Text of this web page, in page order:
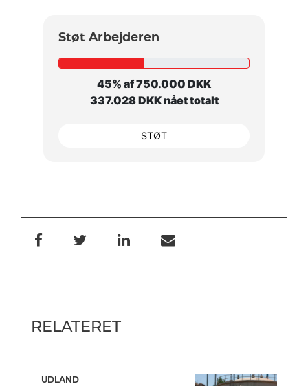
Støt Arbejderen
45% af 750.000 DKK
337.028 DKK nået totalt
STØT
RELATERET
UDLAND